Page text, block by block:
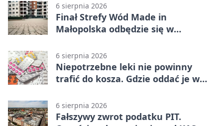
6 sierpnia 2026
Finał Strefy Wód Made in
Małopolska odbędzie się w
6 sierpnia 2026
Niepotrzebne leki nie powinny
trafić do kosza. Gdzie oddać je w
6 sierpnia 2026
Fałszywy zwrot podatku PIT.